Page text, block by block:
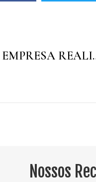
É DEVER DA
Nossos